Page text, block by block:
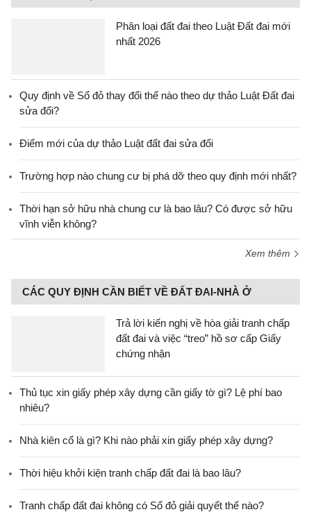
Phân loại đất đai theo Luật Đất đai mới
nhất 2026
Quy định về Sổ đỏ thay đổi thế nào theo dự thảo Luật Đất đai
sửa đổi?
Điểm mới của dự thảo Luật đất đai sửa đổi
Trường hợp nào chung cư bị phá dỡ theo quy định mới nhất?
Thời hạn sở hữu nhà chung cư là bao lâu? Có được sở hữu
vĩnh viễn không?
Xem thêm
CÁC QUY ĐỊNH CẦN BIẾT VỀ ĐẤT ĐAI-NHÀ Ở
Trả lời kiến nghị về hòa giải tranh chấp
đất đai và việc “treo” hồ sơ cấp Giấy
chứng nhận
Thủ tục xin giấy phép xây dựng cần giấy tờ gì? Lệ phí bao
nhiêu?
Nhà kiên cố là gì? Khi nào phải xin giấy phép xây dựng?
Thời hiệu khởi kiện tranh chấp đất đai là bao lâu?
Tranh chấp đất đai không có Sổ đỏ giải quyết thế nào?